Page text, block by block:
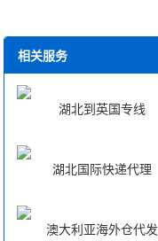
相关服务
湖北到英国专线
湖北国际快递代理
澳大利亚海外仓代发